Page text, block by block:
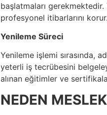
başlatmaları
profesyonel itibarlarını korur.
Yenileme Süreci
Yenileme işlemi sırasında,
yeterli iş tecrübesini
alınan eğitimler ve
NEDEN